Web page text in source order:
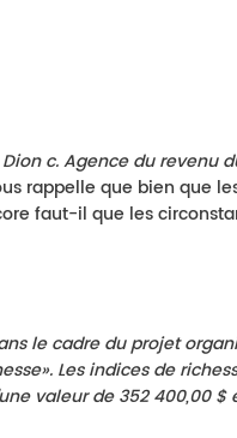
Dion c. Agence du revenu
rappelle que bien que
faut-il que les
le cadre du projet
Les indices de
valeur de 352 400,00 $